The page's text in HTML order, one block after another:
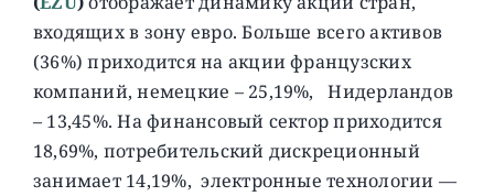
входящих в зону евро. Больше всего активов
(36%) приходится на акции французских
компаний, немецкие – 25,19%, Нидерландов
– 13,45%. На финансовый сектор приходится
18,69%, потребительский дискреционный
занимает 14,19%, электронные технологии —